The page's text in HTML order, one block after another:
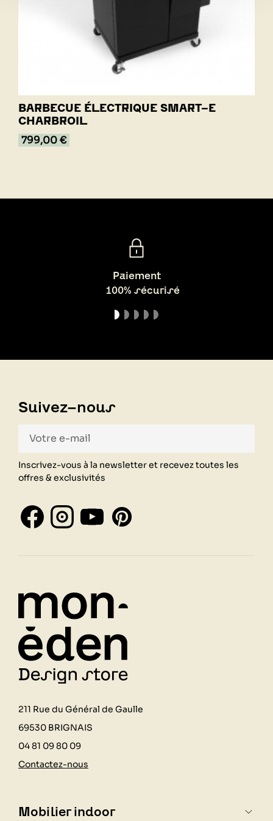
BARBECUE ÉLECTRIQUE SMART-E
CHARBROIL
799,00 €
Paiement
100% sécurisé
Suivez-nous
Inscrivez-vous à la newsletter et recevez toutes les
offres & exclusivités
211 Rue du Général de Gaulle
69530 BRIGNAIS
04 81 09 80 09
Contactez-nous
Mobilier indoor